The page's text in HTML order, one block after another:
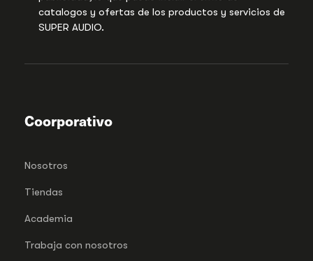
catalogos y ofertas de los productos y servicios de
SUPER AUDIO.
Coorporativo
Nosotros
Tiendas
Academia
Trabaja con nosotros